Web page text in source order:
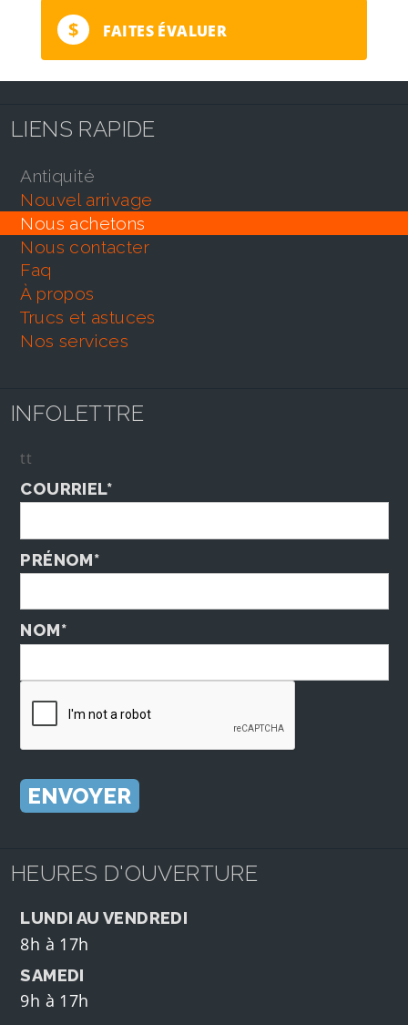
$ FAITES ÉVALUER
LIENS RAPIDE
antiquité
nouvel arrivage
nous achetons
nous contacter
faq
À propos
trucs et astuces
nos services
INFOLETTRE
tt
COURRIEL*
PRÉNOM*
NOM*
HEURES D'OUVERTURE
LUNDI AU VENDREDI
8h à 17h
SAMEDI
9h à 17h